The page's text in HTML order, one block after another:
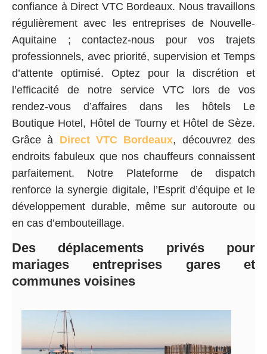
confiance à Direct VTC Bordeaux. Nous travaillons
régulièrement avec les entreprises de Nouvelle-
Aquitaine ; contactez-nous pour vos trajets
professionnels, avec priorité, supervision et Temps
d’attente optimisé. Optez pour la discrétion et
l’efficacité de notre service VTC lors de vos
rendez-vous d’affaires dans les hôtels Le
Boutique Hotel, Hôtel de Tourny et Hôtel de Sèze.
Grâce à Direct VTC Bordeaux, découvrez des
endroits fabuleux que nos chauffeurs connaissent
parfaitement. Notre Plateforme de dispatch
renforce la synergie digitale, l’Esprit d’équipe et le
développement durable, même sur autoroute ou
en cas d’embouteillage.
Des déplacements privés pour
mariages entreprises gares et
communes voisines